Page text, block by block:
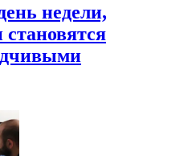
недели,